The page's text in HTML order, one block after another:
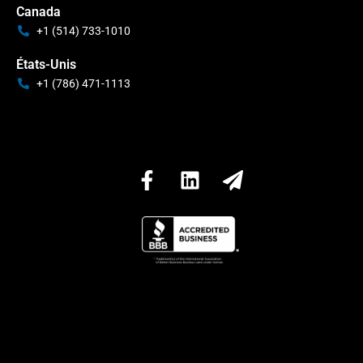
Canada
+1 (514) 733-1010
États-Unis
+1 (786) 471-1113